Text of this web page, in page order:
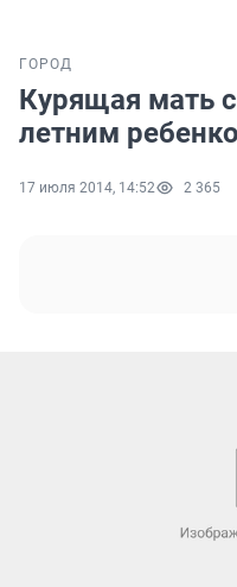
ГОРОД
Курящая мать
летним
17 июля 2014, 14:52 2 365